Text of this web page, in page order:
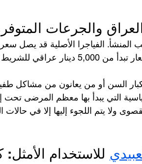
والجرعات
الفياجرا الأصلية قد يصل سعر
وتتصاعد حسب الشركة.
ولا يتم اللجوء إليها إلا في
للاستخدام